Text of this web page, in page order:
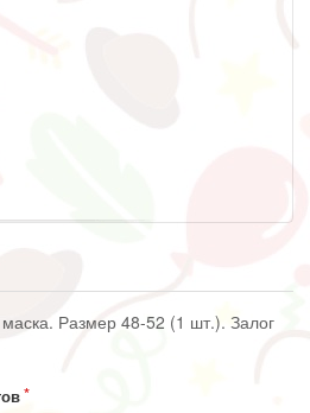
Размер 48-52 (1 шт.). Залог